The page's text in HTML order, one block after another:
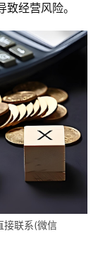
经营风险。
接联系(微信